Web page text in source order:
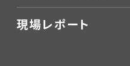
現場レポート